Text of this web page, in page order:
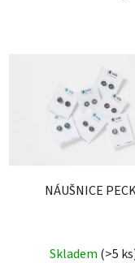
NÁUŠNICE
Skladem (>5